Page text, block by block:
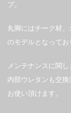
プ。
丸脚にはチーク材
のモデルとなってお
メンテナンスに関し
内部ウレタンも交
お使い頂けます。